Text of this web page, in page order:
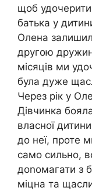
щоб удочерити
батька у
Олена
другою
місяців ми
була дуже
Через рік у
Дівчинка
власної
до неї, проте
само сильно,
доnомагати з
міцна та